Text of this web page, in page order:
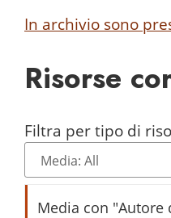
In archivio sono
Risorse
Filtra per tipo di
Media con